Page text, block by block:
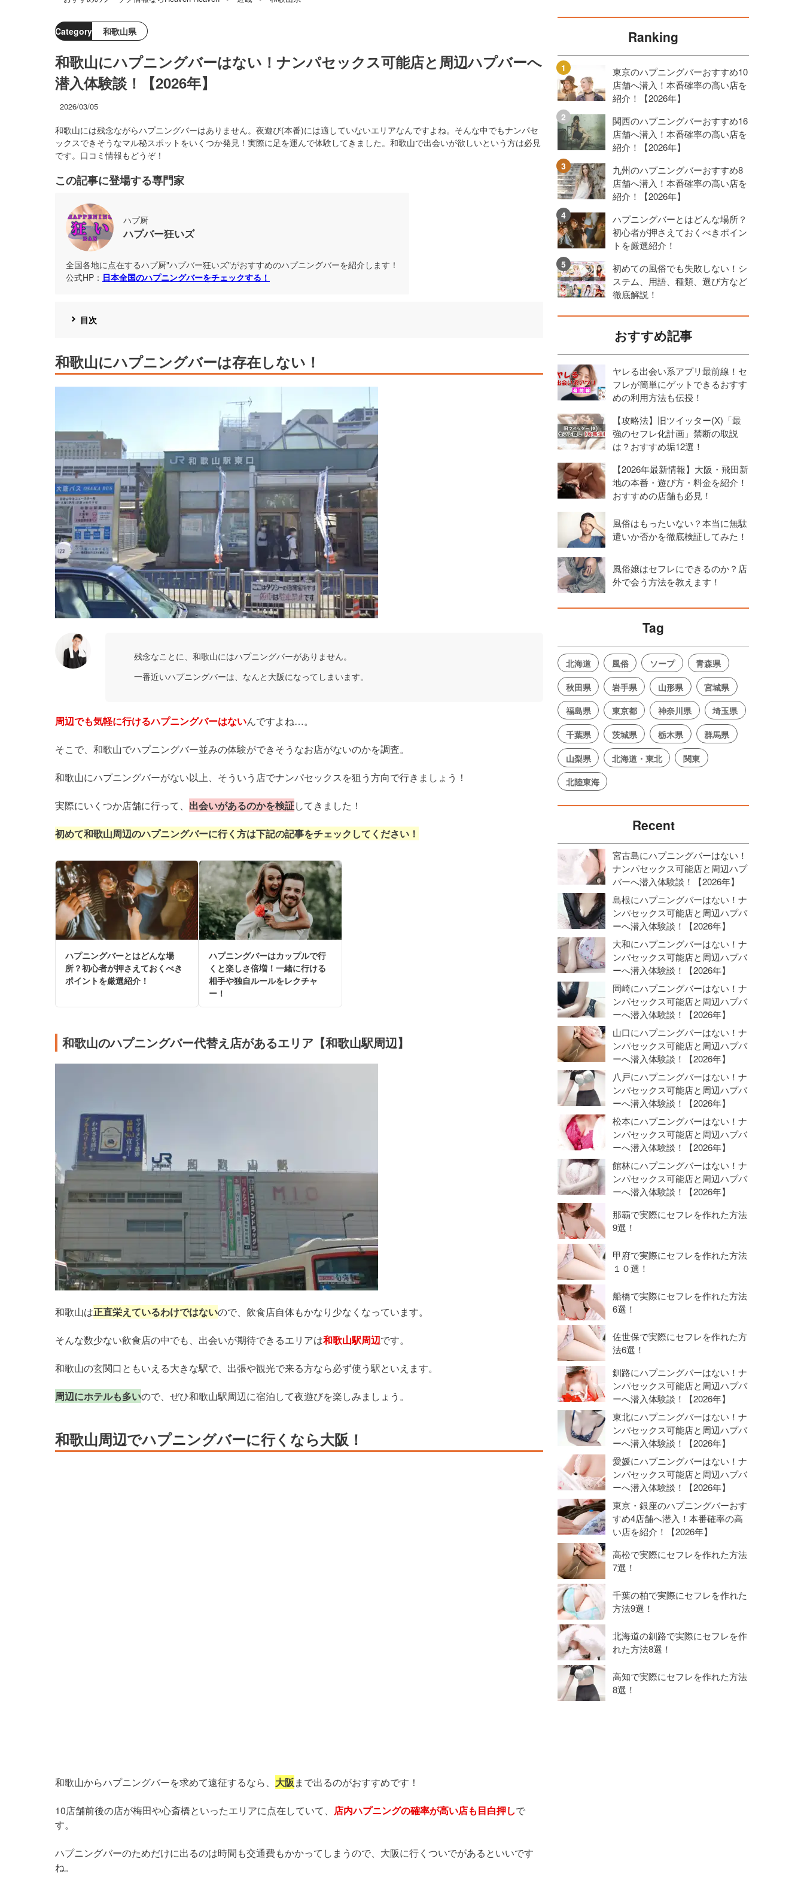
Category 和歌山県
和歌山にハプニングバーはない！ナンパセックス可能店と周辺ハプバーへ
潜入体験談！【2026年】
2026/03/05
和歌山には残念ながらハプニングバーはありません。夜遊び(本番)には適していないエリアなんですよね。そんな中でもナンパセ
ックスできそうなマル秘スポットをいくつか発見！実際に足を運んで体験してきました。和歌山で出会いが欲しいという方は必見
です。口コミ情報もどうぞ！
この記事に登場する専門家
ハプ厨
ハプバー狂いズ
全国各地に点在するハプ厨"ハプバー狂いズ"がおすすめのハプニングバーを紹介します！
公式HP： 日本全国のハプニングバーをチェックする！
目次
和歌山にハプニングバーは存在しない！
残念なことに、和歌山にはハプニングバーがありません。
一番近いハプニングバーは、なんと大阪になってしまいます。
周辺でも気軽に行けるハプニングバーはないんですよね…。
そこで、和歌山でハプニングバー並みの体験ができそうなお店がないのかを調査。
和歌山にハプニングバーがない以上、そういう店でナンパセックスを狙う方向で行きましょう！
実際にいくつか店舗に行って、 出会いがあるのかを検証してきました！
初めて和歌山周辺のハプニングバーに行く方は下記の記事をチェックしてください！
ハプニングバーとはどんな場
所？初心者が押さえておくべき
ポイントを厳選紹介！
ハプニングバーはカップルで行
くと楽しさ倍増！一緒に行ける
相手や独自ルールをレクチャ
ー！
和歌山のハプニングバー代替え店があるエリア【和歌山駅周辺】
和歌山は正直栄えているわけではないので、飲食店自体もかなり少なくなっています。
そんな数少ない飲食店の中でも、出会いが期待できるエリアは和歌山駅周辺です。
和歌山の玄関口ともいえる大きな駅で、出張や観光で来る方なら必ず使う駅といえます。
周辺にホテルも多いので、ぜひ和歌山駅周辺に宿泊して夜遊びを楽しみましょう。
和歌山周辺でハプニングバーに行くなら大阪！
和歌山からハプニングバーを求めて遠征するなら、 大阪まで出るのがおすすめです！
10店舗前後の店が梅田や心斎橋といったエリアに点在していて、 店内ハプニングの確率が高い店も目白押しで
す。
ハプニングバーのためだけに出るのは時間も交通費もかかってしまうので、大阪に行くついでがあるといいです
ね。
Ranking
東京のハプニングバーおすすめ10
店舗へ潜入！本番確率の高い店を
紹介！【2026年】
関西のハプニングバーおすすめ16
店舗へ潜入！本番確率の高い店を
紹介！【2026年】
九州のハプニングバーおすすめ8
店舗へ潜入！本番確率の高い店を
紹介！【2026年】
ハプニングバーとはどんな場所？
初心者が押さえておくべきポイン
トを厳選紹介！
初めての風俗でも失敗しない！シ
ステム、用語、種類、選び方など
徹底解説！
おすすめ記事
ヤレる出会い系アプリ最前線！セ
フレが簡単にゲットできるおすす
めの利用方法も伝授！
【攻略法】旧ツイッター(X)「最
強のセフレ化計画」禁断の取説
は？おすすめ垢12選！
【2026年最新情報】大阪・飛田新
地の本番・遊び方・料金を紹介！
おすすめの店舗も必見！
風俗はもったいない？本当に無駄
遣いか否かを徹底検証してみた！
風俗嬢はセフレにできるのか？店
外で会う方法を教えます！
Tag
北海道 風俗 ソープ
青森県
秋田県
岩手県 山形県
宮城県
福島県
東京都 神奈川県
埼玉県
千葉県
茨城県 栃木県
群馬県
山梨県
北海道・東北
関東
北陸東海
Recent
宮古島にハプニングバーはない！
ナンパセックス可能店と周辺ハプ
バーへ潜入体験談！【2026年】
島根にハプニングバーはない！ナ
ンパセックス可能店と周辺ハプバ
ーへ潜入体験談！【2026年】
大和にハプニングバーはない！ナ
ンパセックス可能店と周辺ハプバ
ーへ潜入体験談！【2026年】
岡崎にハプニングバーはない！ナ
ンパセックス可能店と周辺ハプバ
ーへ潜入体験談！【2026年】
山口にハプニングバーはない！ナ
ンパセックス可能店と周辺ハプバ
ーへ潜入体験談！【2026年】
八戸にハプニングバーはない！ナ
ンパセックス可能店と周辺ハプバ
ーへ潜入体験談！【2026年】
松本にハプニングバーはない！ナ
ンパセックス可能店と周辺ハプバ
ーへ潜入体験談！【2026年】
館林にハプニングバーはない！ナ
ンパセックス可能店と周辺ハプバ
ーへ潜入体験談！【2026年】
那覇で実際にセフレを作れた方法
9選！
甲府で実際にセフレを作れた方法
１０選！
船橋で実際にセフレを作れた方法
6選！
佐世保で実際にセフレを作れた方
法6選！
釧路にハプニングバーはない！ナ
ンパセックス可能店と周辺ハプバ
ーへ潜入体験談！【2026年】
東北にハプニングバーはない！ナ
ンパセックス可能店と周辺ハプバ
ーへ潜入体験談！【2026年】
愛媛にハプニングバーはない！ナ
ンパセックス可能店と周辺ハプバ
ーへ潜入体験談！【2026年】
東京・銀座のハプニングバーおす
すめ4店舗へ潜入！本番確率の高
い店を紹介！【2026年】
高松で実際にセフレを作れた方法
7選！
千葉の柏で実際にセフレを作れた
方法9選！
北海道の釧路で実際にセフレを作
れた方法8選！
高知で実際にセフレを作れた方法
8選！